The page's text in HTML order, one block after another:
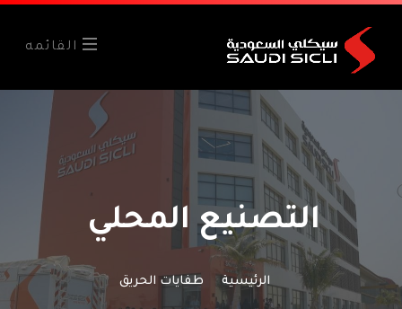
القائمه
التصنيع المحلي
الرئيسية طفايات الحريق